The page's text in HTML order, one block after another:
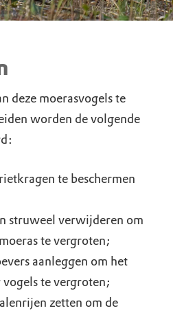
deze moerasvogels te
worden de volgende
te beschermen
struweel verwijderen om
te vergroten;
aanleggen om het
te vergroten;
zetten om de